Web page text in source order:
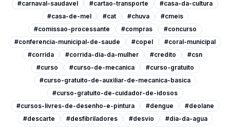
#carnaval-saudavel
#cartao-transporte
#casa-da-cultura
#casa-de-mel
#cat #chuva
#cmeis
#comissao-processante
#compras
#concurso
#conferencia-municipal-de-saude
#copel
#coral-municipal
#corrida
#corrida-dia-da-mulher #credito
#csn
#curso
#curso-de-mecanica
#curso-gratuito
#curso-gratuito-de-auxiliar-de-mecanica-basica
#curso-gratuito-de-cuidador-de-idosos
#cursos-livres-de-desenho-e-pintura
#dengue
#deolane
#descarte
#desfibriladores #desvio
#dia-da-agua